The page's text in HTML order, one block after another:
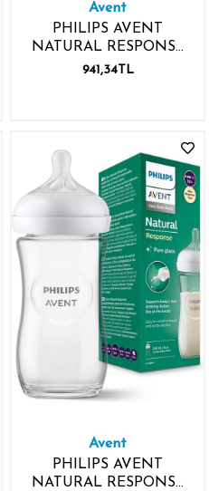
Avent
PHILIPS AVENT
NATURAL RESPONSE
BİBERON 330ML 3 AY+
941,34TL
Avent
PHILIPS AVENT
NATURAL RESPONSE